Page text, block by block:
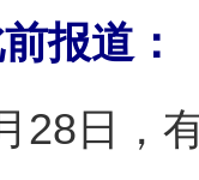
道：
日，有